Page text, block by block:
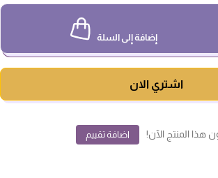
إضافة إلى السلة
اشتري الان
المنتج الآن! اضافة تقييم